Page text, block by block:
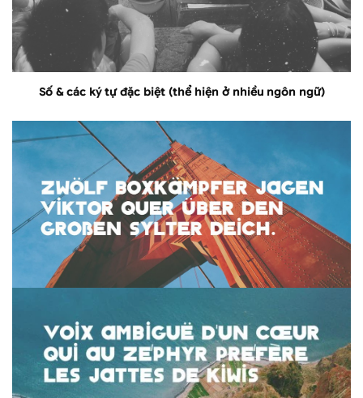
Số & các ký tự đặc biệt (thể hiện ở nhiều ngôn ngữ)